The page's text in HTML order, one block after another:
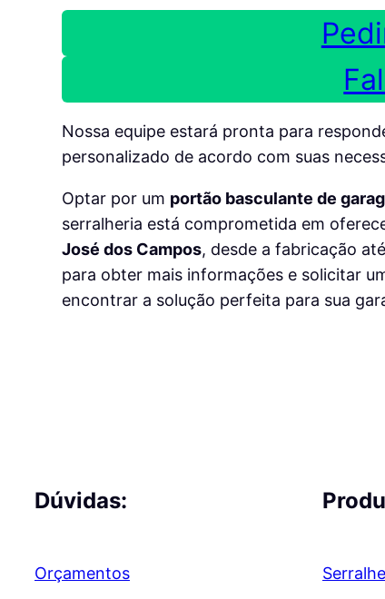
Nossa equipe estará pronta para
personalizado de acordo com suas
Optar por um portão basculante de
serralheria está comprometida em
José dos Campos, desde a fabricação
para obter mais informações e solicitar
encontrar a solução perfeita para sua
Dúvidas:
Orçamentos